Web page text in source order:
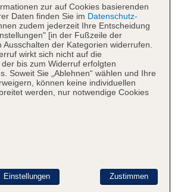
Ihre Unterkunft
14:00 Uhr
bis 10:00 Uhr
zur auf Cookies basierenden
Daten finden Sie im Datenschutz-
zudem jederzeit Ihre Entscheidung
[in der Fußzeile der
Ausschalten der Kategorien widerrufen.
wirkt sich nicht auf die
bis zum Widerruf erfolgten
Soweit Sie „Ablehnen“ wählen und Ihre
können keine individuellen
werden, nur notwendige Cookies
Zustimmen
Einstellungen